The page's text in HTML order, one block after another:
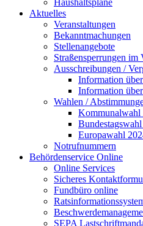
Haushaltspläne
Aktuelles
Veranstaltungen
Bekanntmachungen
Stellenangebote
Straßensperrungen im
Ausschreibungen /
Information
Information
Wahlen /
Kommunalwahl
Europawahl
Notrufnummern
Behördenservice Online
Online Services
Sicheres
Fundbüro online
SEPA